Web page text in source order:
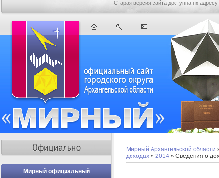
Старая версия сайта доступна по адресу
Мирный официальный
Мирный Архангельской области
доходах » 2014 » Сведения о